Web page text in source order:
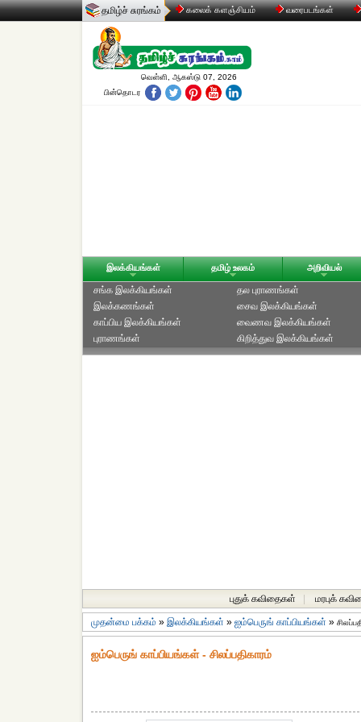
தமிழ்ச் சுரங்கம் கலைக் களஞ்சியம் வரைபடங்கள்
வெள்ளி, ஆகஸ்டு 07, 2026
பின்தொடர
இலக்கியங்கள் தமிழ் உலகம் அறிவியல்
சங்க இலக்கியங்கள்
இலக்கணங்கள்
காப்பிய இலக்கியங்கள்
புராணங்கள்
தல புராணங்கள்
சைவ இலக்கியங்கள்
வைணவ இலக்கியங்கள்
கிறித்துவ இலக்கியங்கள்
புதுக் கவிதைகள் மரபுக்
முதன்மை பக்கம் » இலக்கியங்கள் » ஐம்பெருங் காப்பியங்கள் »
ஐம்பெருங் காப்பியங்கள் - சிலப்பதிகாரம்